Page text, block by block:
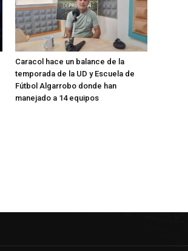
Caracol hace un balance de la
temporada de la UD y Escuela de
Fútbol Algarrobo donde han
manejado a 14 equipos